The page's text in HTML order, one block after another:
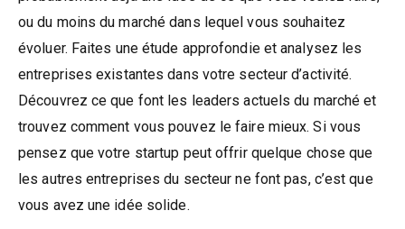
ou du moins du marché dans lequel vous souhaitez
évoluer. Faites une étude approfondie et analysez les
entreprises existantes dans votre secteur d’activité.
Découvrez ce que font les leaders actuels du marché et
trouvez comment vous pouvez le faire mieux. Si vous
pensez que votre startup peut offrir quelque chose que
les autres entreprises du secteur ne font pas, c’est que
vous avez une idée solide.